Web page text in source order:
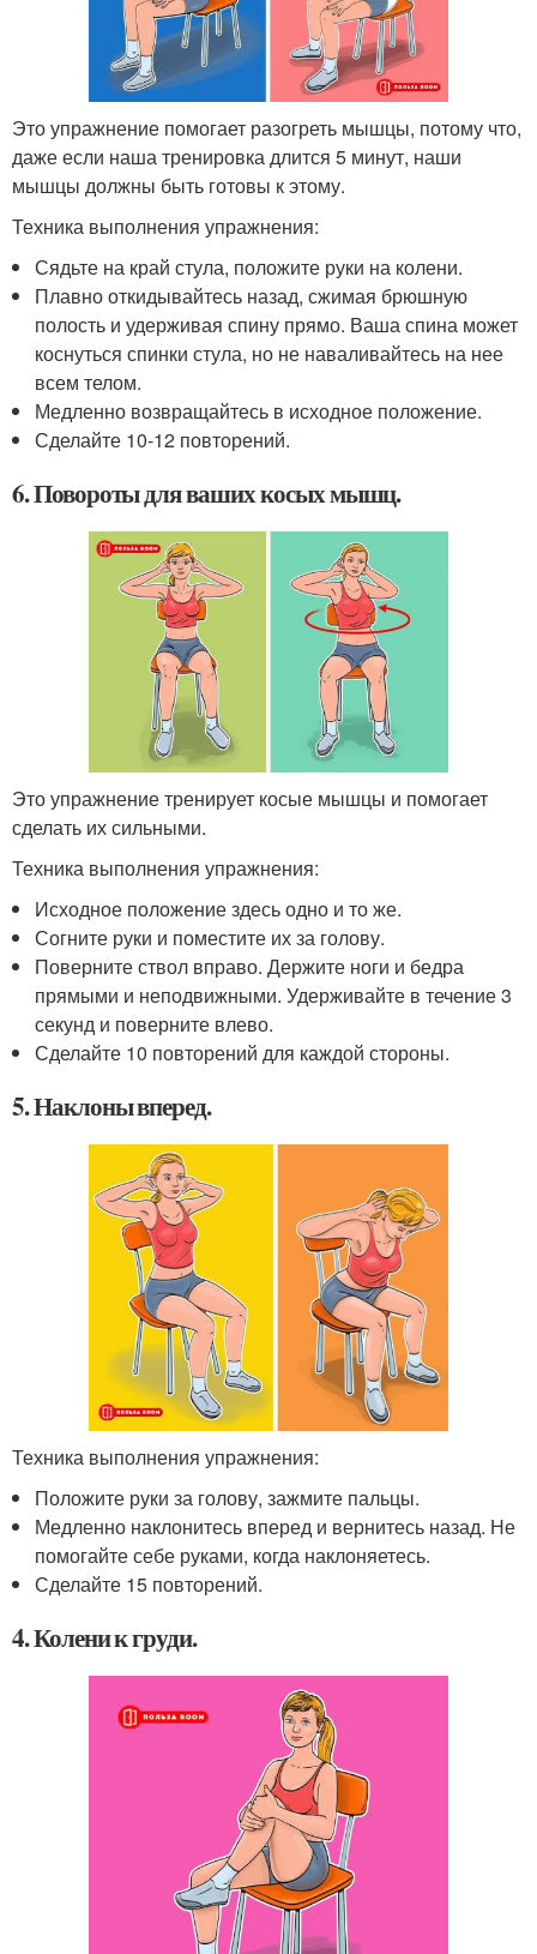
Это упражнение помогает разогреть мышцы, потому что,
даже если наша тренировка длится 5 минут, наши
мышцы должны быть готовы к этому.
Техника выполнения упражнения:
Сядьте на край стула, положите руки на колени.
Плавно откидывайтесь назад, сжимая брюшную
полость и удерживая спину прямо. Ваша спина может
коснуться спинки стула, но не наваливайтесь на нее
всем телом.
Медленно возвращайтесь в исходное положение.
Сделайте 10-12 повторений.
6. Повороты для ваших косых мышц.
Это упражнение тренирует косые мышцы и помогает
сделать их сильными.
Техника выполнения упражнения:
Исходное положение здесь одно и то же.
Согните руки и поместите их за голову.
Поверните ствол вправо. Держите ноги и бедра
прямыми и неподвижными. Удерживайте в течение 3
секунд и поверните влево.
Сделайте 10 повторений для каждой стороны.
5. Наклоны вперед.
Техника выполнения упражнения:
Положите руки за голову, зажмите пальцы.
Медленно наклонитесь вперед и вернитесь назад. Не
помогайте себе руками, когда наклоняетесь.
Сделайте 15 повторений.
4. Колени к груди.